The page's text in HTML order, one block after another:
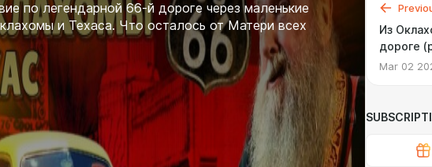
по легендарной 66-й дороге через маленькие
и Техаса. Что осталось от Матери всех
Из
дороге
Mar 02